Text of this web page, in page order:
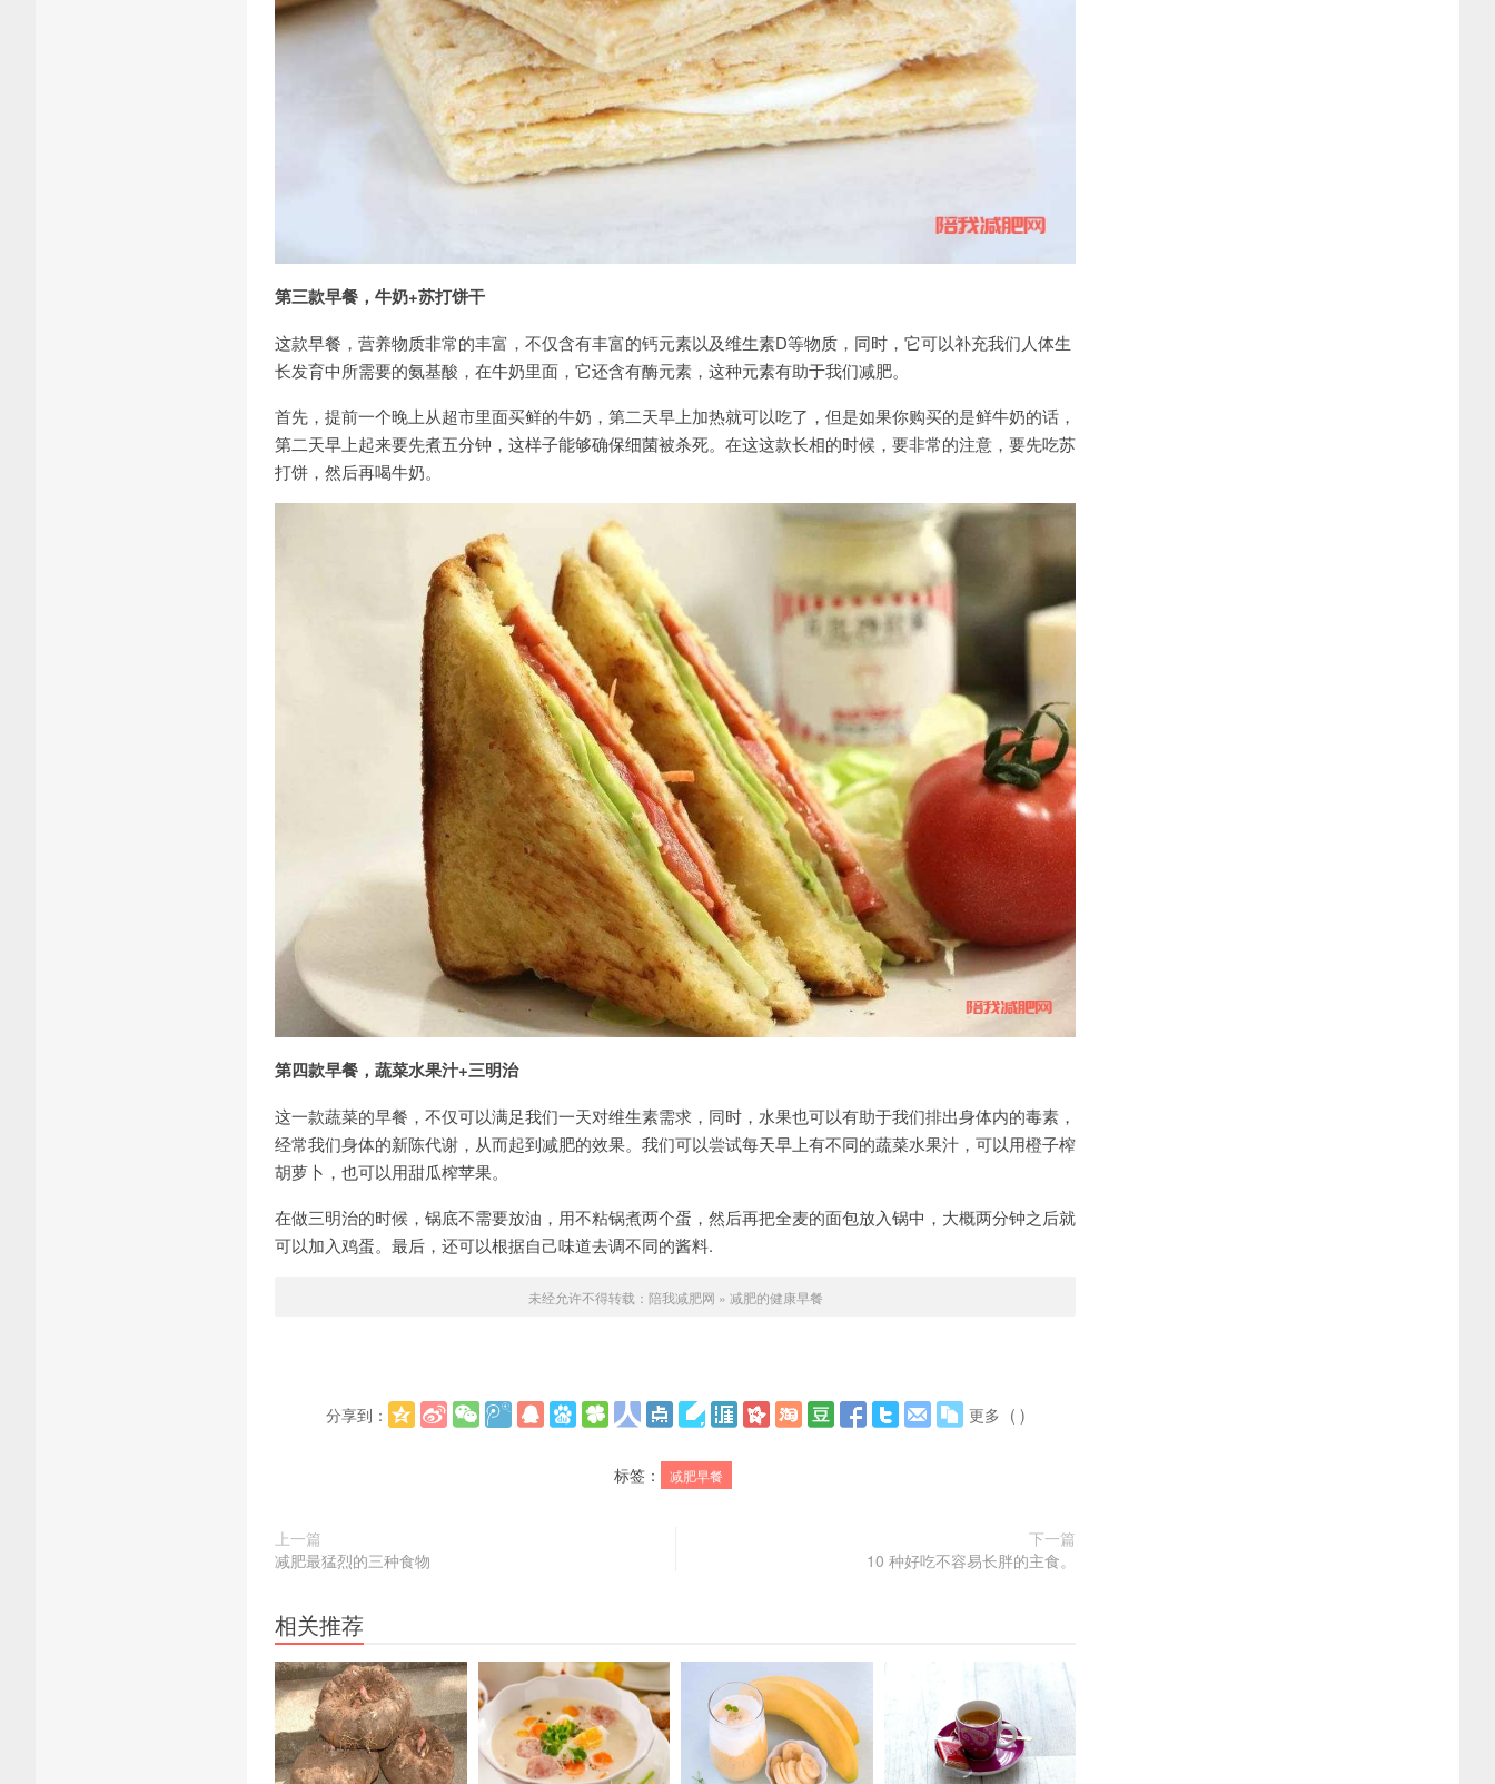
第三款早餐，牛奶+苏打饼干
这款早餐，营养物质非常的丰富，不仅含有丰富的钙元素以及维生素D等物质，同时，它可以补充我们人体生
长发育中所需要的氨基酸，在牛奶里面，它还含有酶元素，这种元素有助于我们减肥。
首先，提前一个晚上从超市里面买鲜的牛奶，第二天早上加热就可以吃了，但是如果你购买的是鲜牛奶的话，
第二天早上起来要先煮五分钟，这样子能够确保细菌被杀死。在这这款长相的时候，要非常的注意，要先吃苏
打饼，然后再喝牛奶。
第四款早餐，蔬菜水果汁+三明治
这一款蔬菜的早餐，不仅可以满足我们一天对维生素需求，同时，水果也可以有助于我们排出身体内的毒素，
经常我们身体的新陈代谢，从而起到减肥的效果。我们可以尝试每天早上有不同的蔬菜水果汁，可以用橙子榨
胡萝卜，也可以用甜瓜榨苹果。
在做三明治的时候，锅底不需要放油，用不粘锅煮两个蛋，然后再把全麦的面包放入锅中，大概两分钟之后就
可以加入鸡蛋。最后，还可以根据自己味道去调不同的酱料.
未经允许不得转载： 陪我减肥网 » 减肥的健康早餐
分享到： 更多 ( )
标签： 减肥早餐
上一篇
减肥最猛烈的三种食物
下一篇
10 种好吃不容易长胖的主食。
相关推荐